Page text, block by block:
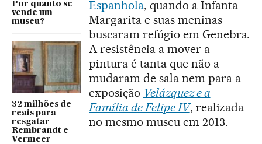
Por quanto se
vende um
museu?
32 milhões de
reais para
resgatar
Rembrandt e
Vermeer
Espanhola, quando a Infanta
Margarita e suas meninas
buscaram refúgio em Genebra.
A resistência a mover a
pintura é tanta que não a
mudaram de sala nem para a
exposição Velázquez e a
Família de Felipe IV, realizada
no mesmo museu em 2013.